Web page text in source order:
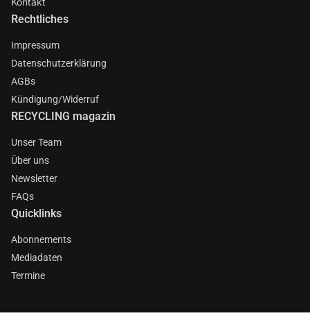
Rechtliches
Impressum
Datenschutzerklärung
AGBs
Kündigung/Widerruf
RECYCLING magazin
Unser Team
Über uns
Newsletter
FAQs
Quicklinks
Abonnements
Mediadaten
Termine